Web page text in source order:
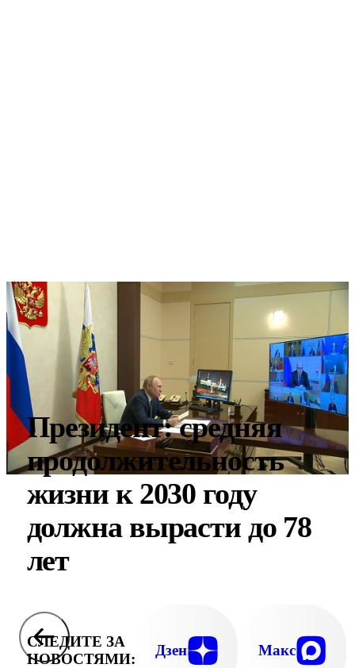
Президент: средняя
продолжительность
жизни к 2030 году
должна вырасти до 78
лет
СЛЕДИТЕ ЗА
НОВОСТЯМИ:
Дзен Макс